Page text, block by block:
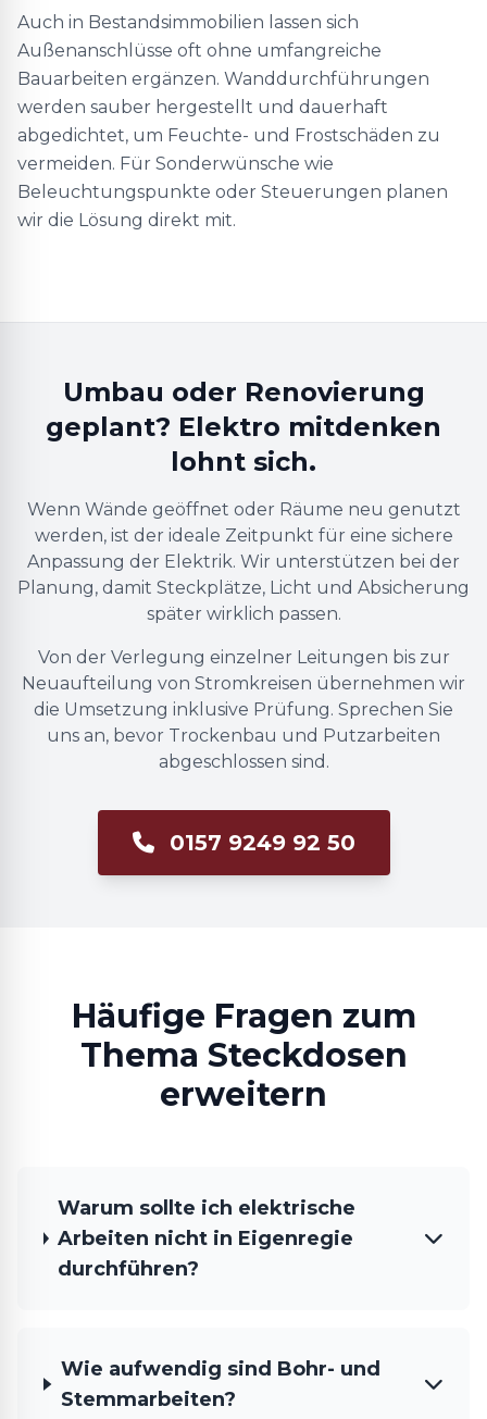
Auch in Bestandsimmobilien lassen sich
Außenanschlüsse oft ohne umfangreiche
Bauarbeiten ergänzen. Wanddurchführungen
werden sauber hergestellt und dauerhaft
abgedichtet, um Feuchte- und Frostschäden zu
vermeiden. Für Sonderwünsche wie
Beleuchtungspunkte oder Steuerungen planen
wir die Lösung direkt mit.
Umbau oder Renovierung
geplant? Elektro mitdenken
lohnt sich.
Wenn Wände geöffnet oder Räume neu genutzt
werden, ist der ideale Zeitpunkt für eine sichere
Anpassung der Elektrik. Wir unterstützen bei der
Planung, damit Steckplätze, Licht und Absicherung
später wirklich passen.
Von der Verlegung einzelner Leitungen bis zur
Neuaufteilung von Stromkreisen übernehmen wir
die Umsetzung inklusive Prüfung. Sprechen Sie
uns an, bevor Trockenbau und Putzarbeiten
abgeschlossen sind.
0157 9249 92 50
Häufige Fragen zum
Thema Steckdosen
erweitern
Warum sollte ich elektrische
Arbeiten nicht in Eigenregie
durchführen?
Wie aufwendig sind Bohr- und
Stemmarbeiten?